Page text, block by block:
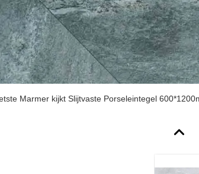
Marmer kijkt Slijtvaste Porseleintegel